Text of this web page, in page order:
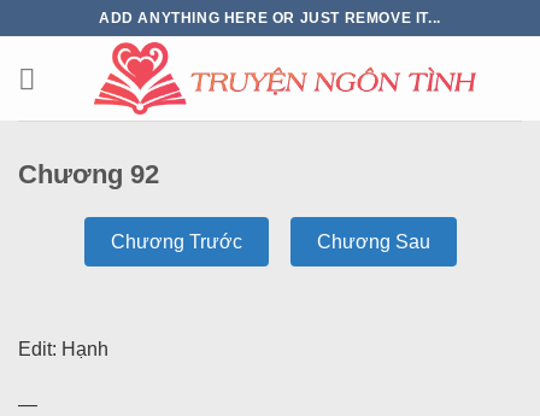
ADD ANYTHING HERE OR JUST REMOVE IT...
Chương 92
Chương Trước Chương Sau
Edit: Hạnh
—